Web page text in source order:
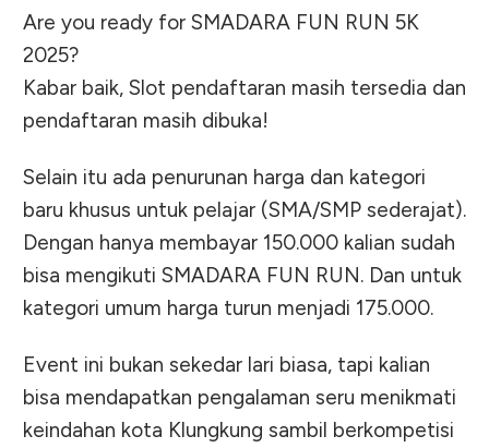
Are you ready for SMADARA FUN RUN 5K
2025?
Kabar baik, Slot pendaftaran masih tersedia dan
pendaftaran masih dibuka!
Selain itu ada penurunan harga dan kategori
baru khusus untuk pelajar (SMA/SMP sederajat).
Dengan hanya membayar 150.000 kalian sudah
bisa mengikuti SMADARA FUN RUN. Dan untuk
kategori umum harga turun menjadi 175.000.
Event ini bukan sekedar lari biasa, tapi kalian
bisa mendapatkan pengalaman seru menikmati
keindahan kota Klungkung sambil berkompetisi